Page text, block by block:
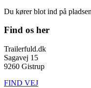
Du kører blot ind på
Find os her
Trailerfuld.dk
Sagavej 15
9260 Gistrup
FIND VEJ